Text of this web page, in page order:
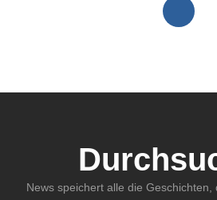
News speichert alle die Geschichten,